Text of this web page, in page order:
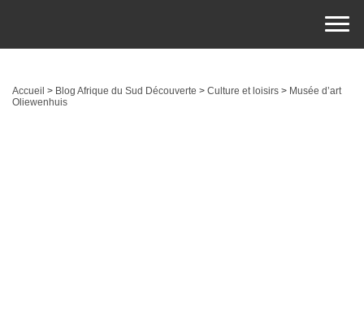
Accueil > Blog Afrique du Sud Découverte > Culture et loisirs > Musée d’art
Oliewenhuis